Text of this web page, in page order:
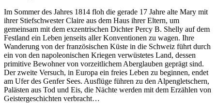
Im Sommer des Jahres 1814 floh die gerade 17 Jahre alte Mary mit
ihrer Stiefschwester Claire aus dem Haus ihrer Eltern, um
gemeinsam mit dem exzentrischen Dichter Percy B. Shelly auf dem
Festland ein Leben jenseits aller Konventionen zu wagen. Ihre
Wanderung von der französischen Küste in die Schweiz führt durch
ein von den napoleonischen Kriegen verwüstetes Land, dessen
primitive Bewohner von vorzeitlichem Aberglauben geprägt sind.
Der zweite Versuch, in Europa ein freies Leben zu beginnen, endet
am Ufer des Genfer Sees. Ausflüge führen zu den Alpengletschern,
Palästen aus Tod und Eis, die Nächte werden mit dem Erzählen von
Geistergeschichten verbracht…